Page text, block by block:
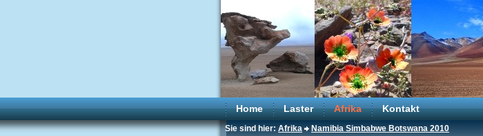
Home Laster Afrika Kontakt
Sie sind hier: Afrika Namibia Simbabwe Botswana 2010